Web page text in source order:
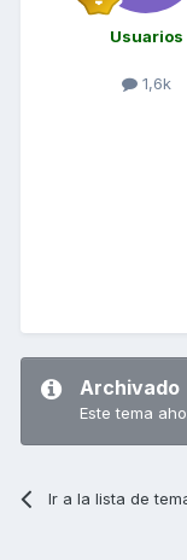
Usuarios
1,6k
Archivado
Este tema
Ir a la lista de